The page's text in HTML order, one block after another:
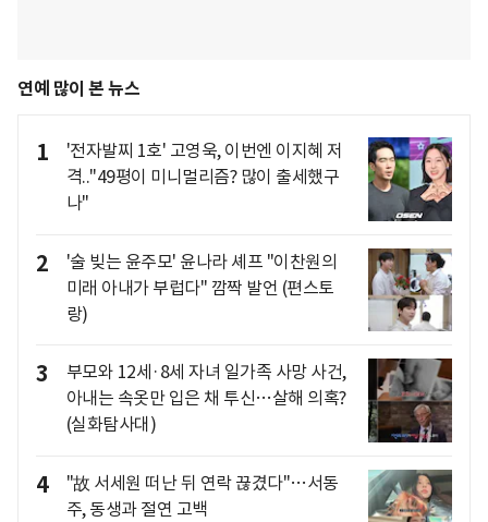
연예 많이 본 뉴스
1
'전자발찌 1호' 고영욱, 이번엔 이지혜 저
격.."49평이 미니멀리즘? 많이 출세했구
나"
2
'술 빚는 윤주모' 윤나라 셰프 "이찬원의
미래 아내가 부럽다" 깜짝 발언 (편스토
랑)
3
부모와 12세·8세 자녀 일가족 사망 사건,
아내는 속옷만 입은 채 투신…살해 의혹?
(실화탐사대)
4
"故 서세원 떠난 뒤 연락 끊겼다"…서동
주, 동생과 절연 고백